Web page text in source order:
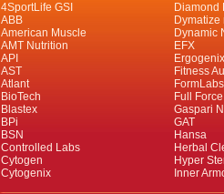
4SportLife GSI
ABB
American Muscle
AMT Nutrition
API
AST
Atlant
BioTech
Blastex
BPi
BSN
Controlled Labs
Cytogen
Cytogenix
Diamond
Dymatize
Dynamic
EFX
Ergogenix
Fitness
FormLabs
Full Force
Gaspari
GAT
Hansa
Herbal
Hyper
Inner